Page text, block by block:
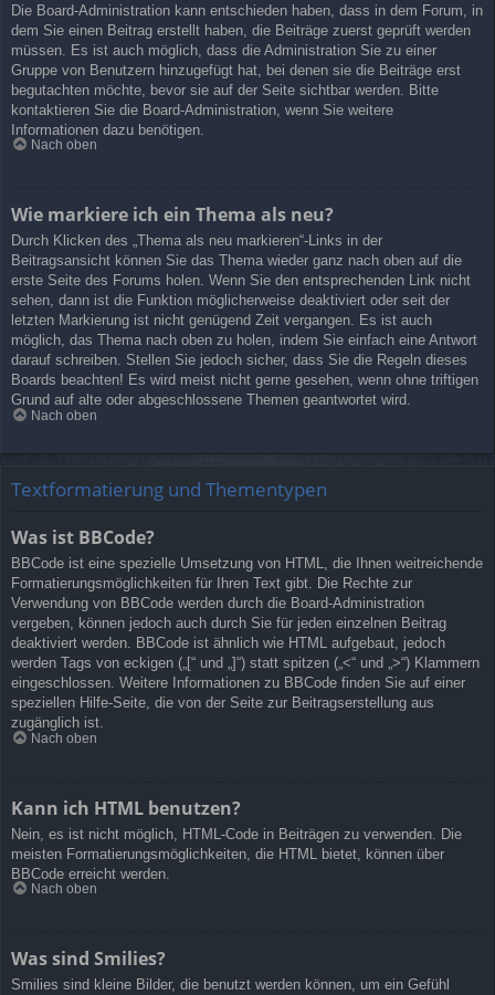
Die Board-Administration kann entschieden haben, dass in dem Forum, in
dem Sie einen Beitrag erstellt haben, die Beiträge zuerst geprüft werden
müssen. Es ist auch möglich, dass die Administration Sie zu einer
Gruppe von Benutzern hinzugefügt hat, bei denen sie die Beiträge erst
begutachten möchte, bevor sie auf der Seite sichtbar werden. Bitte
kontaktieren Sie die Board-Administration, wenn Sie weitere
Informationen dazu benötigen.
Nach oben
Wie markiere ich ein Thema als neu?
Durch Klicken des „Thema als neu markieren“-Links in der
Beitragsansicht können Sie das Thema wieder ganz nach oben auf die
erste Seite des Forums holen. Wenn Sie den entsprechenden Link nicht
sehen, dann ist die Funktion möglicherweise deaktiviert oder seit der
letzten Markierung ist nicht genügend Zeit vergangen. Es ist auch
möglich, das Thema nach oben zu holen, indem Sie einfach eine Antwort
darauf schreiben. Stellen Sie jedoch sicher, dass Sie die Regeln dieses
Boards beachten! Es wird meist nicht gerne gesehen, wenn ohne triftigen
Grund auf alte oder abgeschlossene Themen geantwortet wird.
Nach oben
Textformatierung und Thementypen
Was ist BBCode?
BBCode ist eine spezielle Umsetzung von HTML, die Ihnen weitreichende
Formatierungsmöglichkeiten für Ihren Text gibt. Die Rechte zur
Verwendung von BBCode werden durch die Board-Administration
vergeben, können jedoch auch durch Sie für jeden einzelnen Beitrag
deaktiviert werden. BBCode ist ähnlich wie HTML aufgebaut, jedoch
werden Tags von eckigen („[“ und „]“) statt spitzen („<“ und „>“) Klammern
eingeschlossen. Weitere Informationen zu BBCode finden Sie auf einer
speziellen Hilfe-Seite, die von der Seite zur Beitragserstellung aus
zugänglich ist.
Nach oben
Kann ich HTML benutzen?
Nein, es ist nicht möglich, HTML-Code in Beiträgen zu verwenden. Die
meisten Formatierungsmöglichkeiten, die HTML bietet, können über
BBCode erreicht werden.
Nach oben
Was sind Smilies?
Smilies sind kleine Bilder, die benutzt werden können, um ein Gefühl